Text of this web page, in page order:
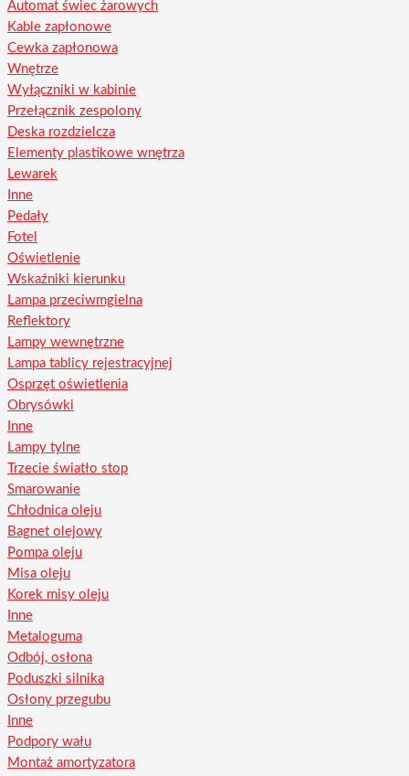
Automat świec żarowych
Kable zapłonowe
Cewka zapłonowa
Wnętrze
Wyłączniki w kabinie
Przełącznik zespolony
Deska rozdzielcza
Elementy plastikowe wnętrza
Lewarek
Inne
Pedały
Fotel
Oświetlenie
Wskaźniki kierunku
Lampa przeciwmgielna
Reflektory
Lampy wewnętrzne
Lampa tablicy rejestracyjnej
Osprzęt oświetlenia
Obrysówki
Inne
Lampy tylne
Trzecie światło stop
Smarowanie
Chłodnica oleju
Bagnet olejowy
Pompa oleju
Misa oleju
Korek misy oleju
Inne
Metaloguma
Odbój, osłona
Poduszki silnika
Osłony przegubu
Inne
Podpory wału
Montaż amortyzatora